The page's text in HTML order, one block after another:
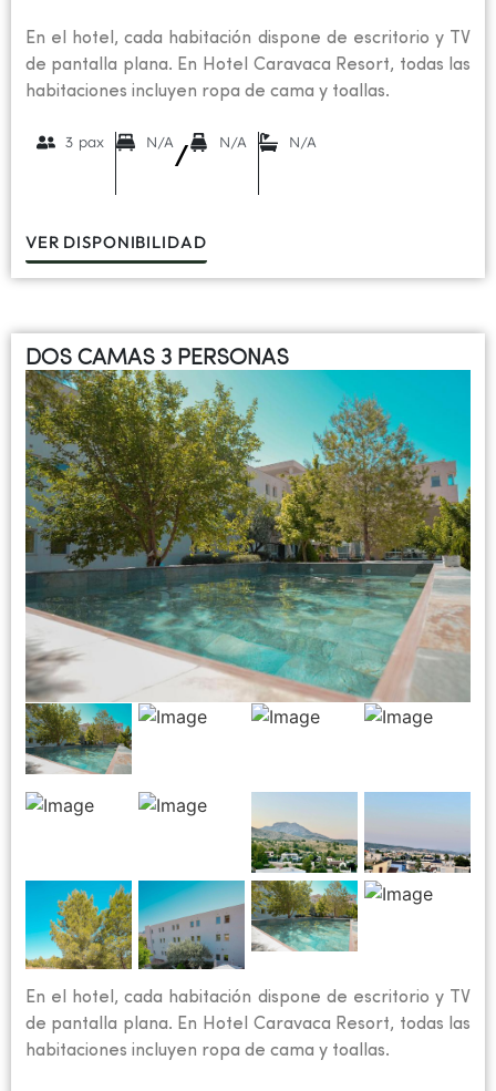
En el hotel, cada habitación dispone de escritorio y TV
de pantalla plana. En Hotel Caravaca Resort, todas las
habitaciones incluyen ropa de cama y toallas.
3 pax N/A
/
N/A N/A
VER DISPONIBILIDAD
DOS CAMAS 3 PERSONAS
En el hotel, cada habitación dispone de escritorio y TV
de pantalla plana. En Hotel Caravaca Resort, todas las
habitaciones incluyen ropa de cama y toallas.